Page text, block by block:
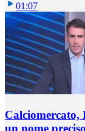
01:07
un nome